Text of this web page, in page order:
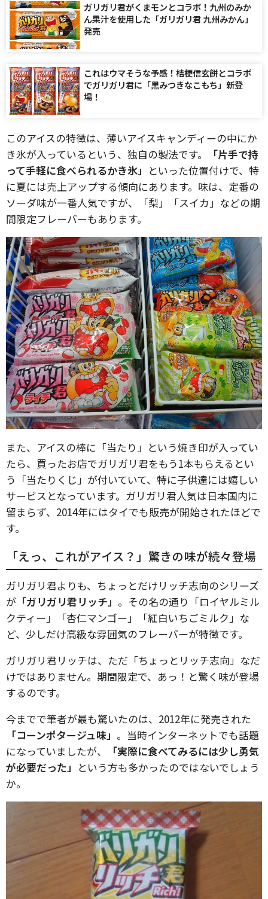
ガリガリ君がくまモンとコラボ！九州のみか
ん果汁を使用した「ガリガリ君 九州みかん」
発売
これはウマそうな予感！桔梗信玄餅とコラボ
でガリガリ君に「黒みつきなこもち」新登
場！
このアイスの特徴は、薄いアイスキャンディーの中にか
き氷が入っているという、独自の製法です。
「片手で持
って手軽に食べられるかき氷」 といった位置付けで、特
に夏には売上アップする傾向にあります。味は、定番の
ソーダ味が一番人気ですが、「梨」「スイカ」などの期
間限定フレーバーもあります。
また、アイスの棒に「当たり」という焼き印が入ってい
たら、買ったお店でガリガリ君をもう1本もらえるとい
う「当たりくじ」が付いていて、特に子供達には嬉しい
サービスとなっています。ガリガリ君人気は日本国内に
留まらず、2014年にはタイでも販売が開始されたほどで
す。
「えっ、これがアイス？」驚きの味が続々登場
ガリガリ君よりも、ちょっとだけリッチ志向のシリーズ
が 「ガリガリ君リッチ」 。その名の通り「ロイヤルミル
クティー」「杏仁マンゴー」「紅白いちごミルク」な
ど、少しだけ高級な雰囲気のフレーバーが特徴です。
ガリガリ君リッチは、ただ「ちょっとリッチ志向」なだ
けではありません。期間限定で、あっ！と驚く味が登場
するのです。
今までで筆者が最も驚いたのは、2012年に発売された
「コーンポタージュ味」 。当時インターネットでも話題
になっていましたが、
「実際に食べてみるには少し勇気
が必要だった」 という方も多かったのではないでしょう
か。